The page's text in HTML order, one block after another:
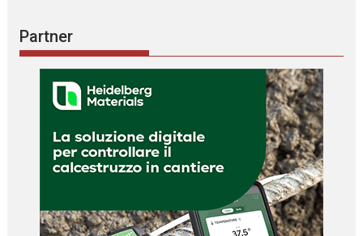
Partner